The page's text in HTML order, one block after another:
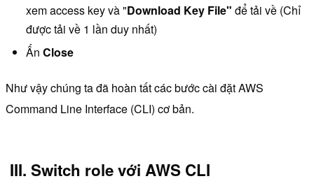
xem access key và "Download Key File" để tải về (Chỉ
được tải về 1 lần duy nhất)
Ấn Close
Như vậy chúng ta đã hoàn tất các bước cài đặt AWS
Command Line Interface (CLI) cơ bản.
III. Switch role với AWS CLI